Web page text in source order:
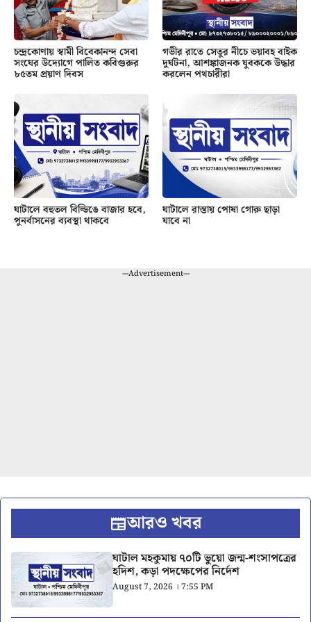
চন্দ্রকোণায় স্বামী বিবেকানন্দ সেবা
সংঘের উদ্যোগে পালিত কবিগুরুর
৮৫তম প্রয়াণ দিবস
গভীর রাতে সেতুর নীচে ভয়াবহ বাইক
দুর্ঘটনা, আশঙ্কাজনক যুবককে উদ্ধার
করলেন পথচারীরা
ঘাটালে বহুতল বিল্ডিঙে বাজার হবে,
পুনর্বাসনের ব্যবস্থা থাকবে
ঘাটালে রাস্তায় পোষা গোরু ছাড়া
যাবে না
---Advertisement---
আরও খবর
ঘাটাল মহকুমায় ৭০টি ভুয়ো জন্ম-শংসাপত্রের
হদিশ, কড়া পদক্ষেপের নির্দেশ
August 7, 2026 । 7:55 PM